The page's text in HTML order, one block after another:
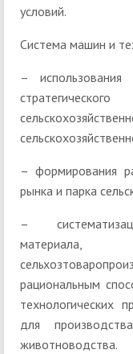
условий.
Система машин и
– использования
– формирования
рынка и парка
–
рациональным
технологических
для
животноводства.